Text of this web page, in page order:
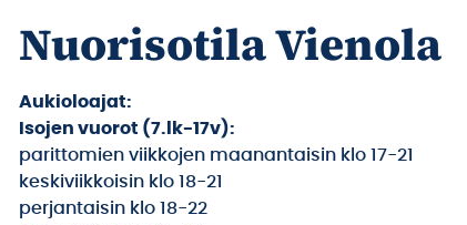
Nuorisotila Vienola
Aukioloajat:
Isojen vuorot (7.lk-17v):
parittomien viikkojen maanantaisin klo 17-21
keskiviikkoisin klo 18-21
perjantaisin klo 18-22